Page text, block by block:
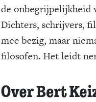
de onbegrijpelijkheid
Dichters, schrijvers,
mee bezig, maar
filosofen. Het leidt
Over Bert